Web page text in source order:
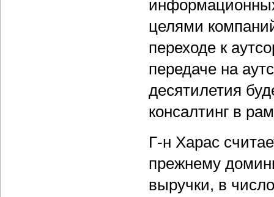
целями
переходе к
передаче на
десятилетия
консалтинг в
Г-н Харас
прежнему
выручки, в